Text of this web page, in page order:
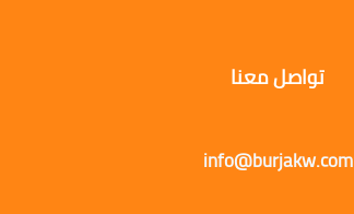
تواصل معنا
info@burjakw.com